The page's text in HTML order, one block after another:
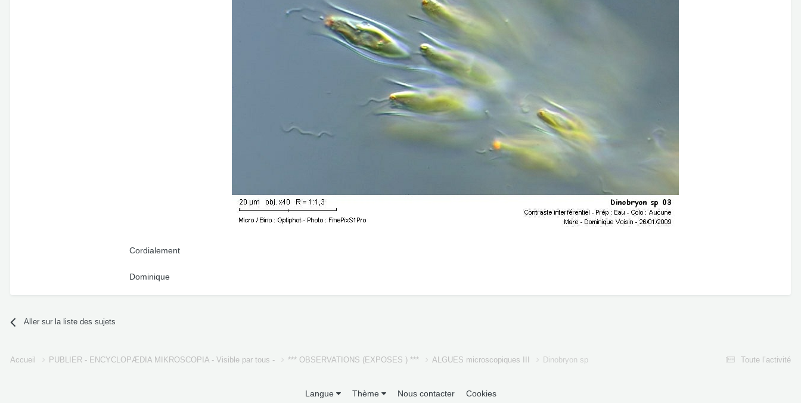
Cordialement
Dominique
Aller sur la liste des sujets
Toute l’activité
Accueil PUBLIER - ENCYCLOPÆDIA MIKROSCOPIA - Visible par tous - *** OBSERVATIONS (EXPOSES ) *** ALGUES microscopiques III Dinobryon sp
Langue Thème Nous contacter Cookies